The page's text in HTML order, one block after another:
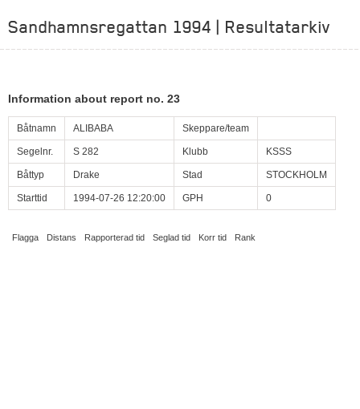
Sandhamnsregattan 1994 | Resultatarkiv
Information about report no. 23
Båtnamn ALIBABA Skeppare/team
Segelnr. S 282 Klubb KSSS
Båttyp Drake Stad STOCKHOLM
Starttid 1994-07-26 12:20:00 GPH 0
Flagga Distans Rapporterad tid Seglad tid Korr tid Rank